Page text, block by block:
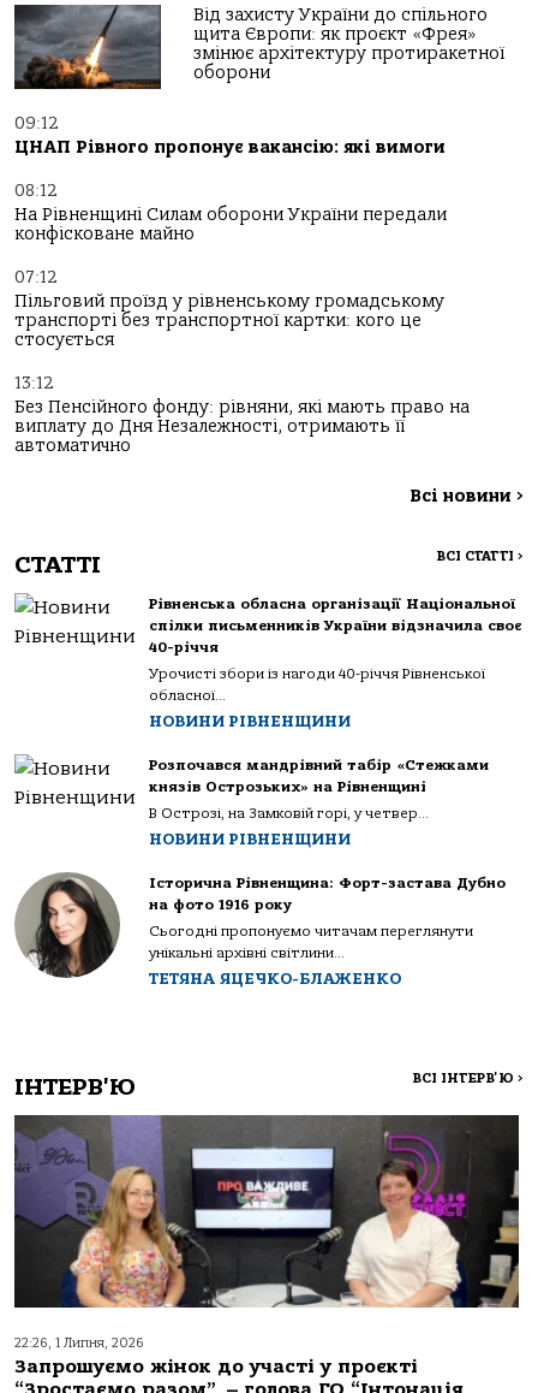
Від захисту України до спільного
щита Європи: як проєкт «Фрея»
змінює архітектуру протиракетної
оборони
09:12
ЦНАП Рівного пропонує вакансію: які вимоги
08:12
На Рівненщині Силам оборони України передали
конфісковане майно
07:12
Пільговий проїзд у рівненському громадському
транспорті без транспортної картки: кого це
стосується
13:12
Без Пенсійного фонду: рівняни, які мають право на
виплату до Дня Незалежності, отримають її
автоматично
Всі новини >
СТАТТІ ВСІ СТАТТІ >
Рівненська обласна організації Національної
спілки письменників України відзначила своє
40-річчя
Урочисті збори із нагоди 40-річчя Рівненської
обласної...
НОВИНИ РІВНЕНЩИНИ
Розпочався мандрівний табір «Стежками
князів Острозьких» на Рівненщині
В Острозі, на Замковій горі, у четвер...
НОВИНИ РІВНЕНЩИНИ
Історична Рівненщина: Форт-застава Дубно
на фото 1916 року
Сьогодні пропонуємо читачам переглянути
унікальні архівні світлини...
ТЕТЯНА ЯЦЕЧКО-БЛАЖЕНКО
ІНТЕРВ'Ю ВСІ ІНТЕРВ'Ю >
22:26, 1 Липня, 2026
Запрошуємо жінок до участі у проєкті